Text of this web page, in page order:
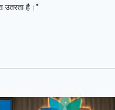
उतरता है।"